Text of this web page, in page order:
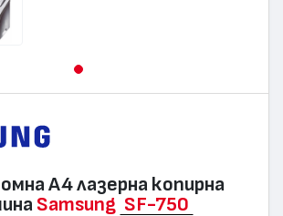
А4 лазерна копирна
Samsung SF-750